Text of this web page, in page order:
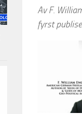
Av F.
fyrst